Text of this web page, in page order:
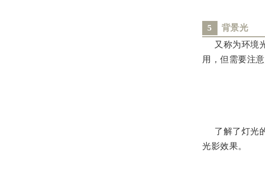
5
背景光
又称为环境
用，但需要注
了解了灯光
光影效果。